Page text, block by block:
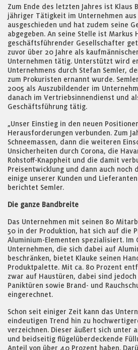
Zum Ende des letzten Jahres ist Klaus
jähriger Tätigkeit im Unternehmen
ausgeschieden und hat zudem seine
abgegeben. An seine Stelle ist Markus
geschäftsführender Gesellschafter
zuvor über 20 Jahre als
Unternehmen tätig. Unterstützt wird
Unternehmens durch Stefan Semler,
zum Prokuristen ernannt wurde.
2005 als Auszubildender im
danach im Vertriebsinnendienst und
Geschäftsführung tätig.
„Unser Einstieg in den neuen
Herausforderungen verbunden. Zum
Schneemassen, dann die weiteren
Unsicherheiten durch Corona, die
Rohstoff-Knappheit und die damit
Preisentwicklung und dann auch noch
einige unserer Kunden und
berichtet Semler.
Die ganze Bandbreite
Das Unternehmen mit seinen 80
50 in der Produktion, hat sich auf die
Aluminium-Elementen spezialisiert. Im
Unternehmen, die sich dabei auf
beschränken, bietet Klauke seinen
Produktpalette. Mit ca. 80 Prozent
zwar auf Haustüren, dabei sind jedoch
Paniktüren sowie Brand- und
eingerechnet.
Schon seit einiger Zeit kann das
eindeutigen Trend hin zu
verzeichnen. Dieser äußert sich unter
und beidseitig flügelüberdeckende
Anteil von über 40 Prozent haben.